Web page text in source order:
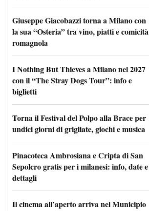
Giuseppe Giacobazzi torna a Milano con
la sua “Osteria” tra vino, piatti e comicità
romagnola
I Nothing But Thieves a Milano nel 2027
con il “The Stray Dogs Tour”: info e
biglietti
Torna il Festival del Polpo alla Brace per
undici giorni di grigliate, giochi e musica
Pinacoteca Ambrosiana e Cripta di San
Sepolcro gratis per i milanesi: info, date e
dettagli
Il cinema all’aperto arriva nel Municipio